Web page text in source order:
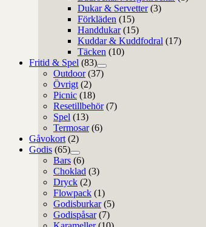
Dukar & Servetter (3)
Förkläden (15)
Handdukar (15)
Kuddar & Kuddfodral (17)
Täcken (10)
Fritid & Spel (83)
Outdoor (37)
Övrigt (2)
Picnic (18)
Resetillbehör (7)
Spel (13)
Termosar (6)
Gåvokort (2)
Godis (65)
Bars (6)
Choklad (3)
Dryck (2)
Flowpack (1)
Godisburkar (5)
Godispåsar (7)